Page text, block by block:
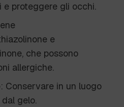
e proteggere gli occhi.
e
che possono
allergiche.
: Conservare in un luogo
gelo.